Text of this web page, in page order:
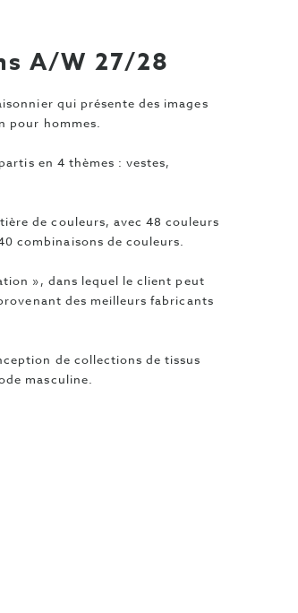
A/W 27/28
qui présente des images
pour hommes.
en 4 thèmes : vestes,
de couleurs, avec 48 couleurs
combinaisons de couleurs.
», dans lequel le client peut
des meilleurs fabricants
de collections de tissus
masculine.